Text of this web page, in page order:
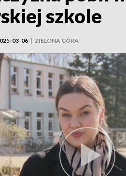
szkole
03-06 | ZIELONA GÓRA